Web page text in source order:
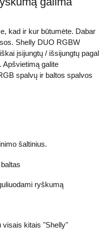
kad ir kur būtumėte. Dabar
Shelly DUO RGBW
įsijungtų / išsijungtų pagal
Apšvietimą galite
spalvų ir baltos spalvos
šaltinius.
ryškumą
visais kitais "Shelly"